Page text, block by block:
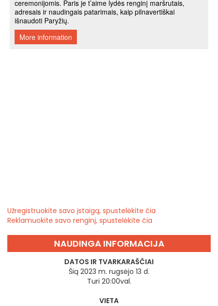
Užregistruokite savo įstaigą, spustelėkite čia
Reklamuokite savo renginį, spustelėkite čia
NAUDINGA INFORMACIJA
DATOS IR TVARKARAŠČIAI
Šią 2023 m. rugsėjo 13 d.
Turi 20:00val.
VIETA